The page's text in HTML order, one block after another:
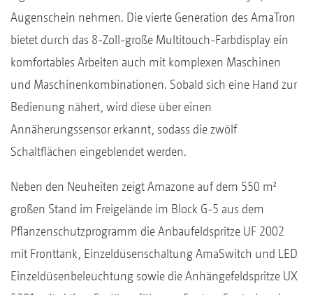
Augenschein nehmen. Die vierte Generation des AmaTron
bietet durch das 8-Zoll-große Multitouch-Farbdisplay ein
komfortables Arbeiten auch mit komplexen Maschinen
und Maschinenkombinationen. Sobald sich eine Hand zur
Bedienung nähert, wird diese über einen
Annäherungssensor erkannt, sodass die zwölf
Schaltflächen eingeblendet werden.
Neben den Neuheiten zeigt Amazone auf dem 550 m²
großen Stand im Freigelände im Block G-5 aus dem
Pflanzenschutzprogramm die Anbaufeldspritze UF 2002
mit Fronttank, Einzeldüsenschaltung AmaSwitch und LED
Einzeldüsenbeleuchtung sowie die Anhängefeldspritze UX